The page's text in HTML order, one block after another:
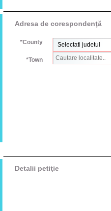
Adresa de corespondenţă
*County
*Town
Detalii petiţie